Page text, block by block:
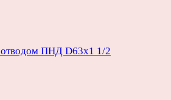
отводом ПНД D63х1 1/2